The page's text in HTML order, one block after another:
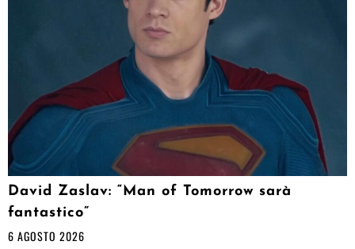
David Zaslav: “Man of Tomorrow sarà
fantastico”
6 AGOSTO 2026